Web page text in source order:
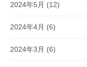
2024年5月 (12)
2024年4月 (6)
2024年3月 (6)